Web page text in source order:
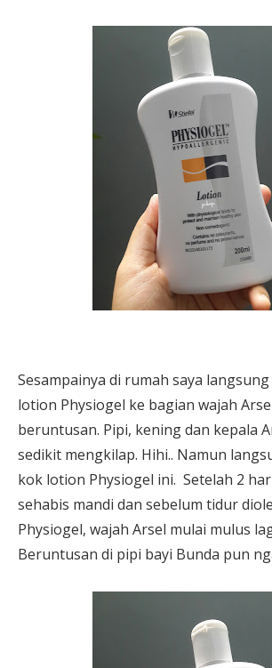
Sesampainya di rumah saya
lotion Physiogel ke bagian wajah
beruntusan. Pipi, kening dan kepala
sedikit mengkilap. Hihi.. Namun
kok lotion Physiogel ini. Setelah 2
sehabis mandi dan sebelum tidur
Physiogel, wajah Arsel mulai mulus
Beruntusan di pipi bayi Bunda pun